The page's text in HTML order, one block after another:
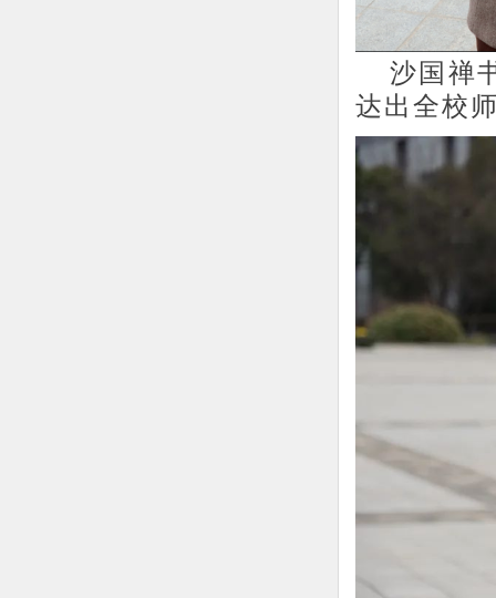
沙国禅
达出全校